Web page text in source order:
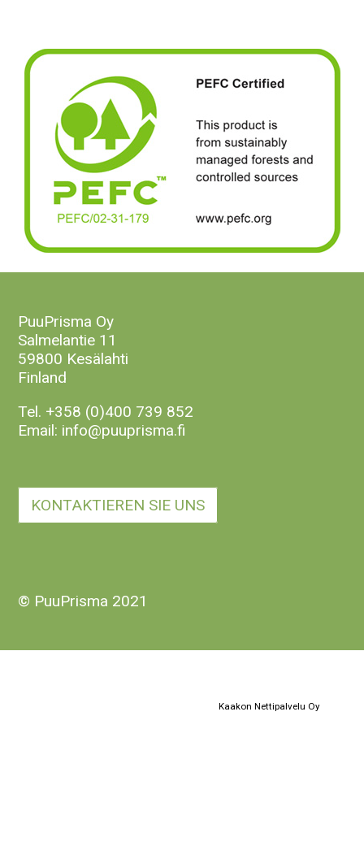
PuuPrisma Oy
Salmelantie 11
59800 Kesälahti
Finland
Tel. +358 (0)400 739 852
Email: info@puuprisma.fi
KONTAKTIEREN SIE UNS
© PuuPrisma 2021
Kaakon Nettipalvelu Oy